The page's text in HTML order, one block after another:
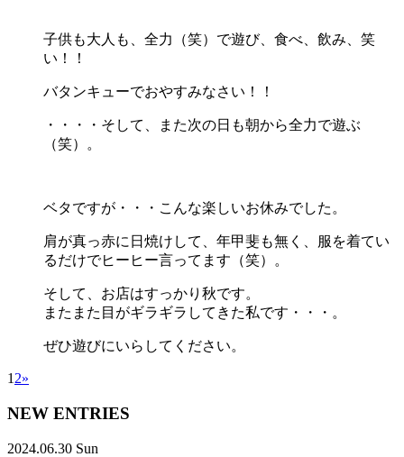
子供も大人も、全力（笑）で遊び、食べ、飲み、笑
い！！
バタンキューでおやすみなさい！！
・・・・そして、また次の日も朝から全力で遊ぶ
（笑）。
ベタですが・・・こんな楽しいお休みでした。
肩が真っ赤に日焼けして、年甲斐も無く、服を着てい
るだけでヒーヒー言ってます（笑）。
そして、お店はすっかり秋です。
またまた目がギラギラしてきた私です・・・。
ぜひ遊びにいらしてください。
12»
NEW ENTRIES
2024.06.30 Sun